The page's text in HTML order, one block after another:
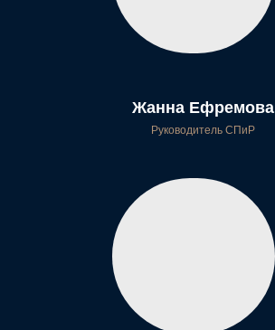
Руководитель СПиР
Жанна Ефремова
от 5 440 ₽
Улучшенный стандарт
Просторный номер с душой — здесь хочется жить, а не
просто ночевать. Идеальный выбор для тех, кто
приехал за настроением Москвы
2 гостя